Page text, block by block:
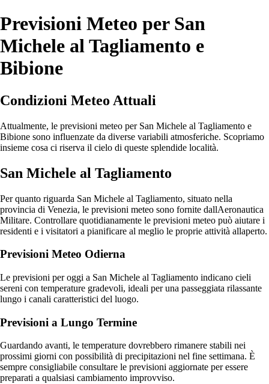
Previsioni Meteo per San
Michele al Tagliamento e
Bibione
Condizioni Meteo Attuali
Attualmente, le previsioni meteo per San Michele al Tagliamento e
Bibione sono influenzate da diverse variabili atmosferiche. Scopriamo
insieme cosa ci riserva il cielo di queste splendide località.
San Michele al Tagliamento
Per quanto riguarda San Michele al Tagliamento, situato nella
provincia di Venezia, le previsioni meteo sono fornite dallAeronautica
Militare. Controllare quotidianamente le previsioni meteo può aiutare i
residenti e i visitatori a pianificare al meglio le proprie attività allaperto.
Previsioni Meteo Odierna
Le previsioni per oggi a San Michele al Tagliamento indicano cieli
sereni con temperature gradevoli, ideali per una passeggiata rilassante
lungo i canali caratteristici del luogo.
Previsioni a Lungo Termine
Guardando avanti, le temperature dovrebbero rimanere stabili nei
prossimi giorni con possibilità di precipitazioni nel fine settimana. È
sempre consigliabile consultare le previsioni aggiornate per essere
preparati a qualsiasi cambiamento improvviso.